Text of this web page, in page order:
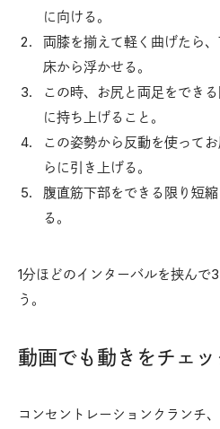
に向ける。
両膝を揃えて軽く曲げたら
床から浮かせる。
この時、お尻と両足をでき
に持ち上げること。
この姿勢から反動を使って
らに引き上げる。
腹直筋下部をできる限り短
る。
1分ほどのインターバルを挟んで
う。
動画でも動きをチェッ
コンセントレーションクランチ